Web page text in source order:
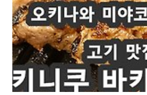
요. 15시쯤에 영업 끝납니다. "마루요시식당(丸
장 "마루요시식당(丸吉食堂)"입니다. 성수기..